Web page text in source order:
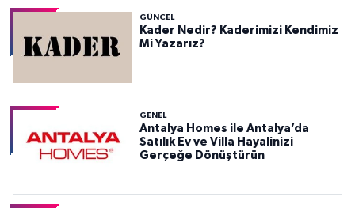
GÜNCEL
Kader Nedir? Kaderimizi Kendimiz
Mi Yazarız?
GENEL
Antalya Homes ile Antalya’da
Satılık Ev ve Villa Hayalinizi
Gerçeğe Dönüştürün